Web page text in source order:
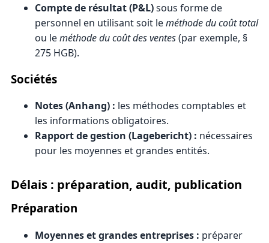
Compte de résultat (P&L)sous forme de
personnel en utilisant soit leméthode du coût total
ou leméthode du coût des ventes(par exemple, §
275 HGB).
Sociétés
Notes (Anhang) : les méthodes comptables et
les informations obligatoires.
Rapport de gestion (Lagebericht) : nécessaires
pour les moyennes et grandes entités.
Délais : préparation, audit, publication
Préparation
Moyennes et grandes entreprises : préparer